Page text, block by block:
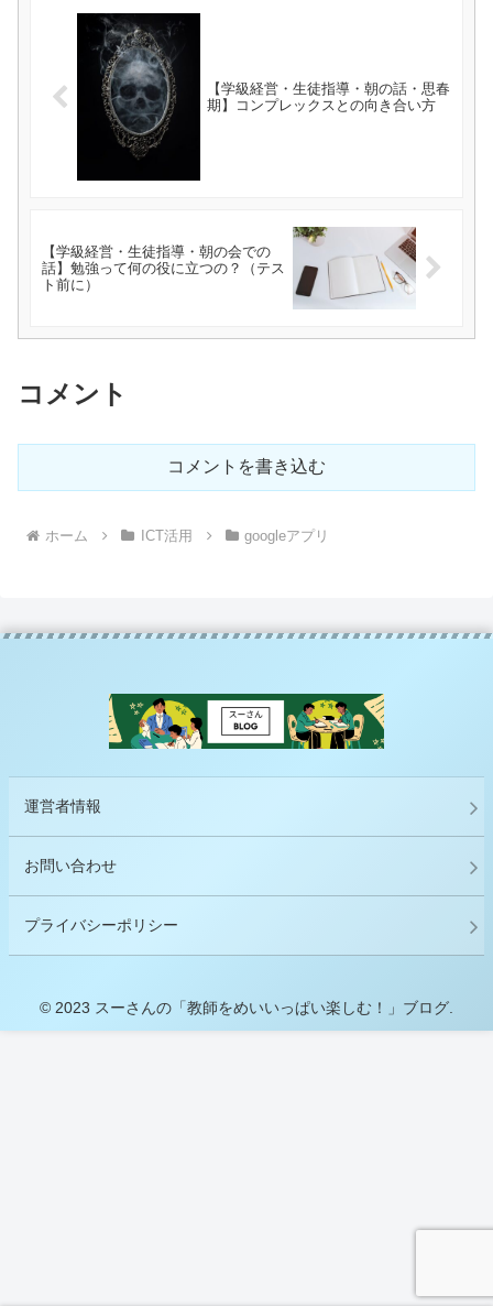
【学級経営・生徒指導・朝の話・思春
期】コンプレックスとの向き合い方
【学級経営・生徒指導・朝の会での
話】勉強って何の役に立つの？（テス
ト前に）
コメント
コメントを書き込む
ホーム ICT活用 googleアプリ
運営者情報
お問い合わせ
プライバシーポリシー
© 2023 スーさんの「教師をめいいっぱい楽しむ！」ブログ.